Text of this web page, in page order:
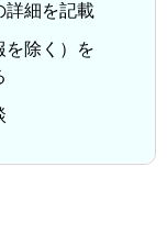
詳細を記載
を除く）を